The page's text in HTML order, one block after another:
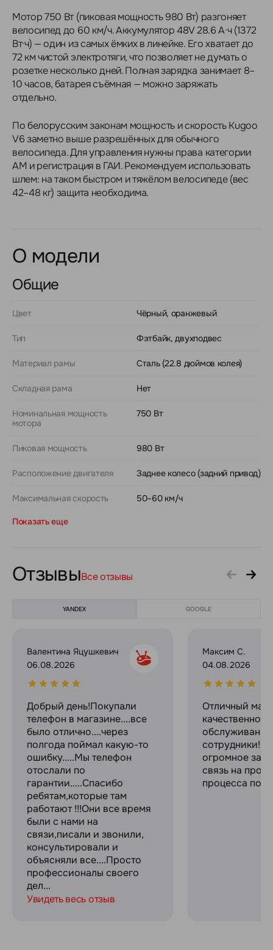
Мотор 750 Вт (пиковая мощность 980 Вт) разгоняет
велосипед до 60 км/ч. Аккумулятор 48V 28.6 А·ч (1372
Вт·ч) — один из самых ёмких в линейке. Его хватает до
72 км чистой электротяги, что позволяет не думать о
розетке несколько дней. Полная зарядка занимает 8–
10 часов, батарея съёмная — можно заряжать
отдельно.
По белорусским законам мощность и скорость Kugoo
V6 заметно выше разрешённых для обычного
велосипеда. Для управления нужны права категории
AM и регистрация в ГАИ. Рекомендуем использовать
шлем: на таком быстром и тяжёлом велосипеде (вес
42–48 кг) защита необходима.
О модели
Общие
Цвет Чёрный, оранжевый
Тип Фэтбайк, двухподвес
Материал рамы Сталь (22.8 дюймов колея)
Складная рама Нет
Номинальная мощность
мотора
750 Вт
Пиковая мощность 980 Вт
Расположение двигателя Заднее колесо (задний привод)
Максимальная скорость 50–60 км/ч
Показать еще
ОтзывыВсе отзывы
YANDEX GOOGLE
Валентина Яцушкевич
06.08.2026
Добрый день!Покупали
телефон в магазине....все
было отлично....через
полгода поймал какую-то
ошибку.....Мы телефон
отослали по
гарантии.....Спасибо
ребятам,которые там
работают !!!Они все время
были с нами на
связи,писали и звонили,
консультировали и
объясняли все....Просто
профессионалы своего
дел...
Увидеть весь отзыв
Максим С.
04.08.2026
Отличный
качественное
сотрудники!
огромное за
связь на
процесса